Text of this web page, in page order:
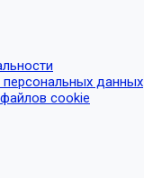
данных
cookie